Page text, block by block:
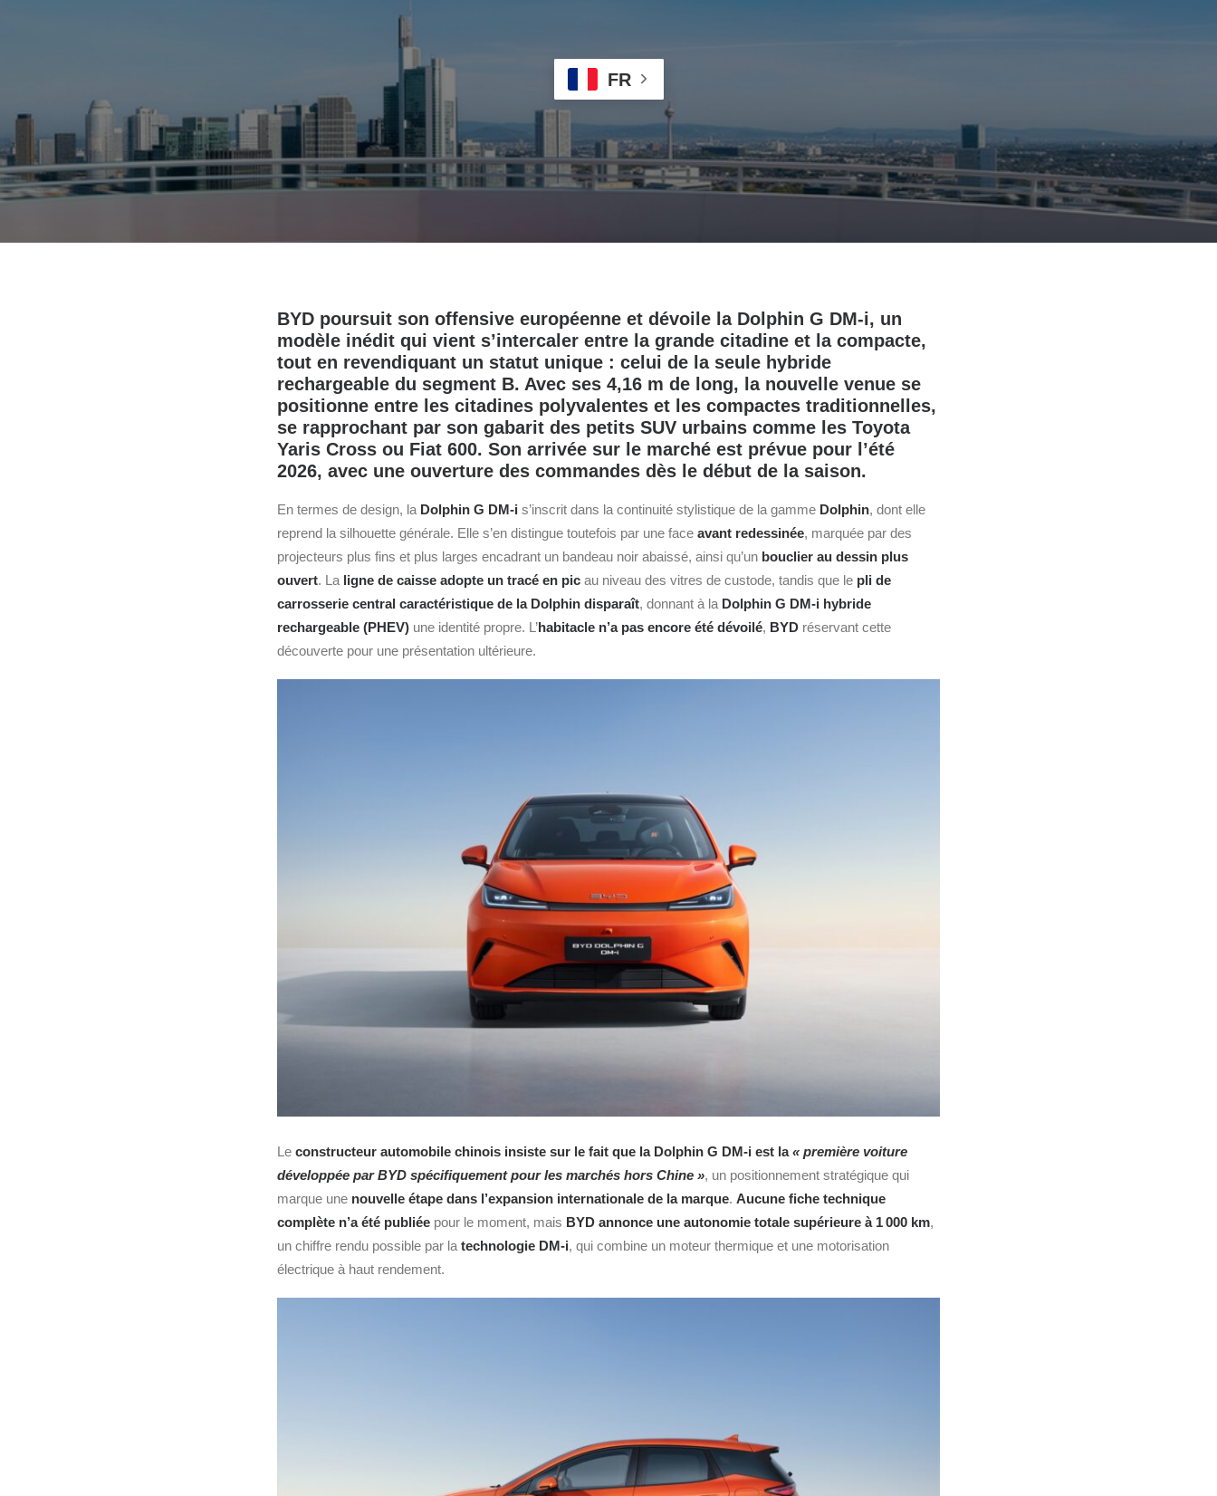
FR
BYD poursuit son offensive européenne et dévoile la Dolphin G DM‑i, un
modèle inédit qui vient s’intercaler entre la grande citadine et la compacte,
tout en revendiquant un statut unique : celui de la seule hybride
rechargeable du segment B. Avec ses 4,16 m de long, la nouvelle venue se
positionne entre les citadines polyvalentes et les compactes traditionnelles,
se rapprochant par son gabarit des petits SUV urbains comme les Toyota
Yaris Cross ou Fiat 600. Son arrivée sur le marché est prévue pour l’été
2026, avec une ouverture des commandes dès le début de la saison.
En termes de design, la Dolphin G DM‑i s’inscrit dans la continuité stylistique de la gamme Dolphin, dont elle
reprend la silhouette générale. Elle s’en distingue toutefois par une face avant redessinée, marquée par des
projecteurs plus fins et plus larges encadrant un bandeau noir abaissé, ainsi qu’un bouclier au dessin plus
ouvert. La ligne de caisse adopte un tracé en pic au niveau des vitres de custode, tandis que le pli de
carrosserie central caractéristique de la Dolphin disparaît, donnant à la Dolphin G DM-i hybride
rechargeable (PHEV) une identité propre. L’habitacle n’a pas encore été dévoilé, BYD réservant cette
découverte pour une présentation ultérieure.
Le constructeur automobile chinois insiste sur le fait que la Dolphin G DM‑i est la« première voiture
développée par BYD spécifiquement pour les marchés hors Chine », un positionnement stratégique qui
marque une nouvelle étape dans l’expansion internationale de la marque. Aucune fiche technique
complète n’a été publiée pour le moment, mais BYD annonce une autonomie totale supérieure à 1 000 km,
un chiffre rendu possible par la technologie DM‑i, qui combine un moteur thermique et une motorisation
électrique à haut rendement.